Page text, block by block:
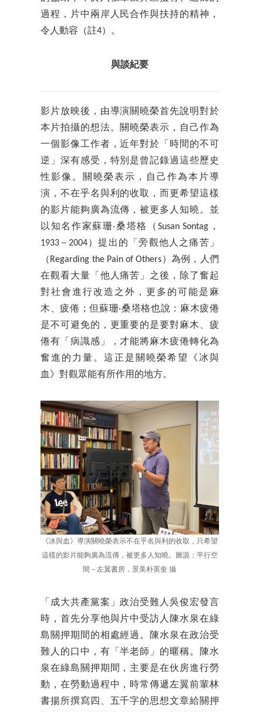
過程，片中兩岸人民合作與扶持的精神，
令人動容（註4）。
與談紀要
影片放映後，由導演關曉榮首先說明對於
本片拍攝的想法。關曉榮表示，自己作為
一個影像工作者，近年對於「時間的不可
逆」深有感受，特別是曾記錄過這些歷史
性影像。關曉榮表示，自己作為本片導
演，不在乎名與利的收取，而更希望這樣
的影片能夠廣為流傳，被更多人知曉。並
以知名作家蘇珊‧桑塔格（Susan Sontag，
1933－2004）提出的「旁觀他人之痛苦」
（Regarding the Pain of Others）為例，人們
在觀看大量「他人痛苦」之後，除了奮起
對社會進行改造之外，更多的可能是麻
木、疲倦；但蘇珊‧桑塔格也說：麻木疲倦
是不可避免的，更重要的是要對麻木、疲
倦有「病識感」，才能將麻木疲倦轉化為
奮進的力量。這正是關曉榮希望《冰與
血》對觀眾能有所作用的地方。
《冰與血》導演關曉榮表示不在乎名與利的收取，只希望
這樣的影片能夠廣為流傳，被更多人知曉。圖源：平行空
間－左翼書房，景美朴英奎 攝
「成大共產黨案」政治受難人吳俊宏發言
時，首先分享他與片中受訪人陳水泉在綠
島關押期間的相處經過。陳水泉在政治受
難人的口中，有「半老師」的暱稱。陳水
泉在綠島關押期間，主要是在伙房進行勞
動，在勞動過程中，時常傳遞左翼前輩林
書揚所撰寫四、五千字的思想文章給關押